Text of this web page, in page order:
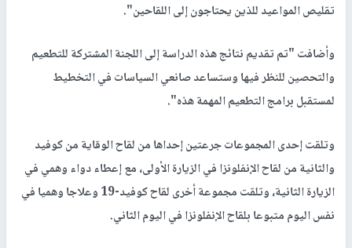
تقليص المواعيد للذين يحتاجون إلى اللقاحين".
وأضافت "تم تقديم نتائج هذه الدراسة إلى اللجنة المشتركة للتطعيم
والتحصين للنظر فيها وستساعد صانعي السياسات في التخطيط
لمستقبل برامج التطعيم المهمة هذه".
وتلقت إحدى المجموعات جرعتين إحداها من لقاح الوقاية من كوفيد
والثانية من لقاح الإنفلونزا في الزيارة الأولى، مع إعطاء دواء وهمي في
الزيارة الثانية، وتلقت مجموعة أخرى لقاح كوفيد-19 وعلاجا وهميا في
نفس اليوم متبوعا بلقاح الإنفلونزا في اليوم الثاني.